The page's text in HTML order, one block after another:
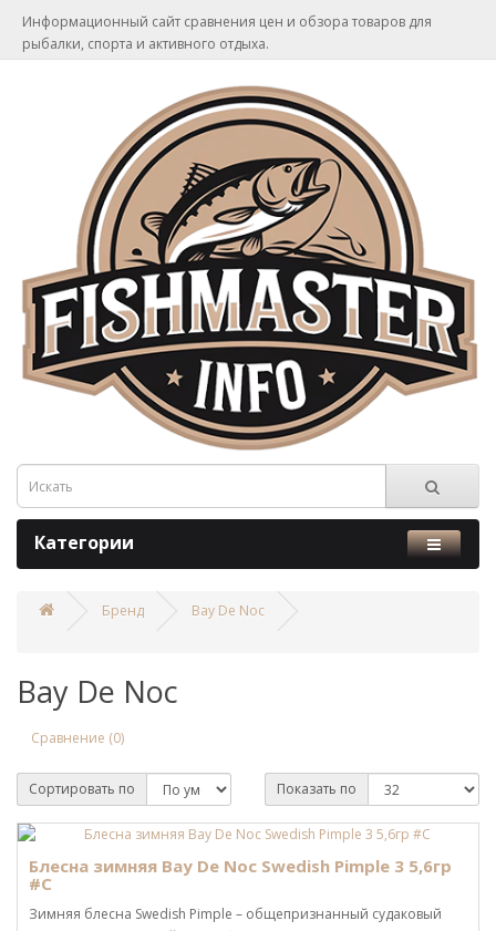
Информационный сайт сравнения цен и обзора товаров для
рыбалки, спорта и активного отдыха.
Категории
Бренд Bay De Noc
Bay De Noc
Сравнение (0)
Сортировать по Показать по
Блесна зимняя Bay De Noc Swedish Pimple 3 5,6гр
#C
Зимняя блесна Swedish Pimple – общепризнанный судаковый